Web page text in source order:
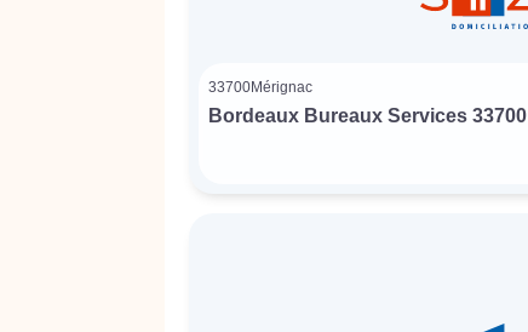
33700Mérignac
Bordeaux Bureaux Services 33700